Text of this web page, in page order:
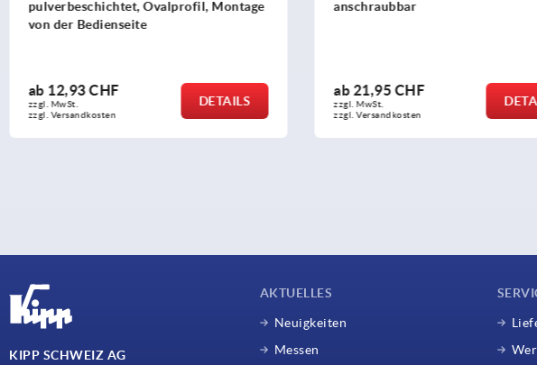
anschraubbar
ab21,95 CHF
zzgl. MwSt.
zzgl. Versandkosten
DETAILS
ab7,43 CHF
zzgl. MwSt.
zzgl. Versandkosten
KIPP SCHWEIZ AG
AKTUELLES
Neuigkeiten
Messen